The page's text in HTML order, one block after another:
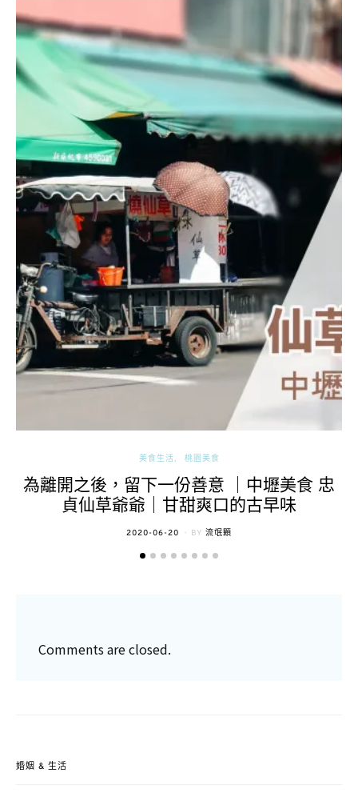
美食生活 桃園美食
為離開之後，留下一份善意 ｜中壢美食 忠
貞仙草爺爺｜甘甜爽口的古早味
POSTED
2020-06-20 BY 流氓顆
Comments are closed.
婚姻 & 生活